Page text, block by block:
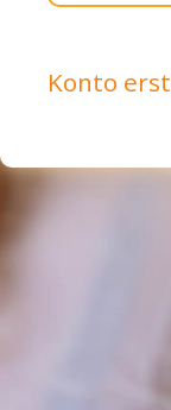
Konto